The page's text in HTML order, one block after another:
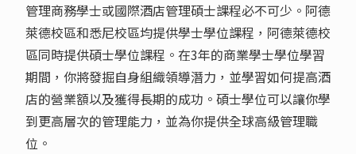
管理商務學士或國際酒店管理碩士課程必不可少。阿德
萊德校區和悉尼校區均提供學士學位課程，阿德萊德校
區同時提供碩士學位課程。在3年的商業學士學位學習
期間，你將發掘自身組織領導潛力，並學習如何提高酒
店的營業額以及獲得長期的成功。碩士學位可以讓你學
到更高層次的管理能力，並為你提供全球高級管理職
位。